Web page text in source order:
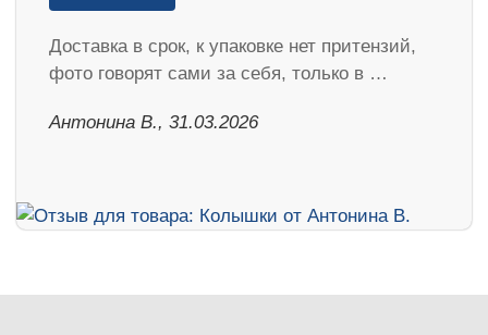
Доставка в срок, к упаковке нет притензий,
фото говорят сами за себя, только в …
Антонина В., 31.03.2026